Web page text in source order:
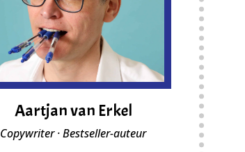
Aartjan van Erkel
Copywriter · Bestseller-auteur